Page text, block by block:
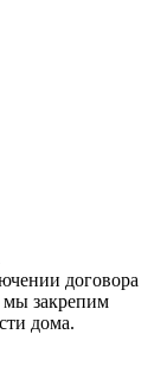
договора
мы закрепим
дома.